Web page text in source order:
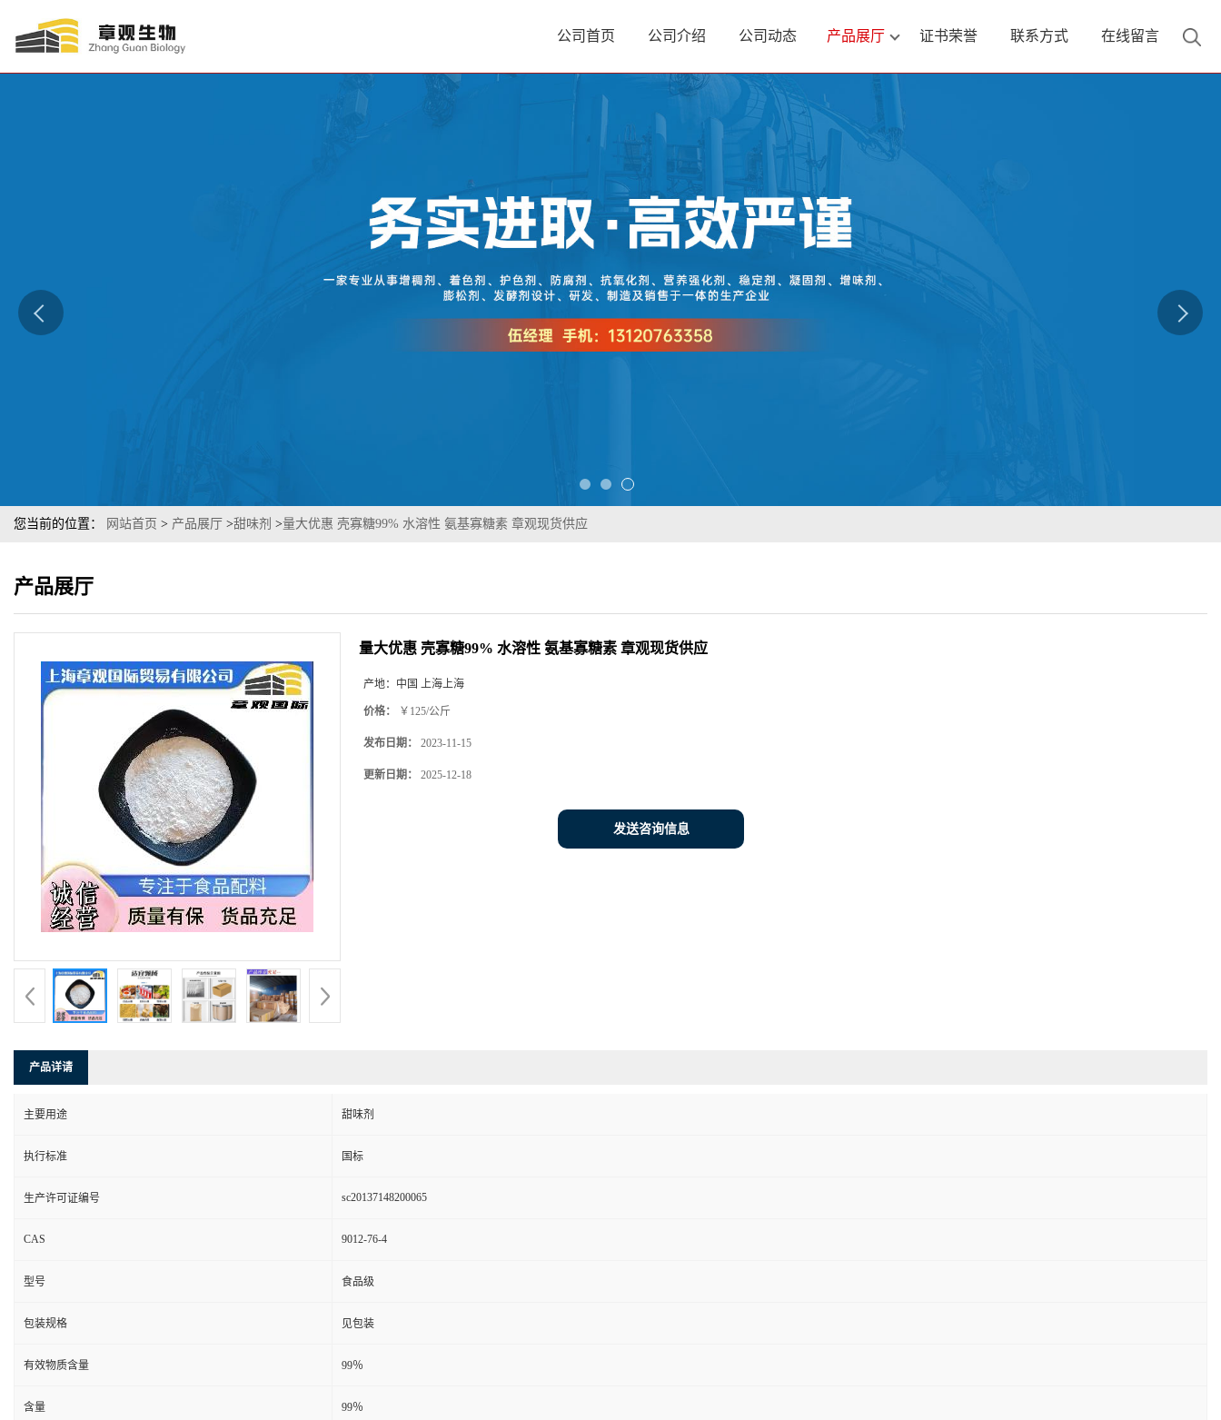
公司首页 公司介绍 公司动态 产品展厅 证书荣誉 联系方式 在线留言
您当前的位置： 网站首页 > 产品展厅 >甜味剂 >量大优惠 壳寡糖99% 水溶性 氨基寡糖素 章观现货供应
产品展厅
量大优惠 壳寡糖99% 水溶性 氨基寡糖素 章观现货供应
产地： 中国 上海上海
价格： ￥125/公斤
发布日期： 2023-11-15
更新日期： 2025-12-18
发送咨询信息
产品详请
主要用途 甜味剂
执行标准 国标
生产许可证编号 sc20137148200065
CAS 9012-76-4
型号 食品级
包装规格 见包装
有效物质含量 99％
含量 99％